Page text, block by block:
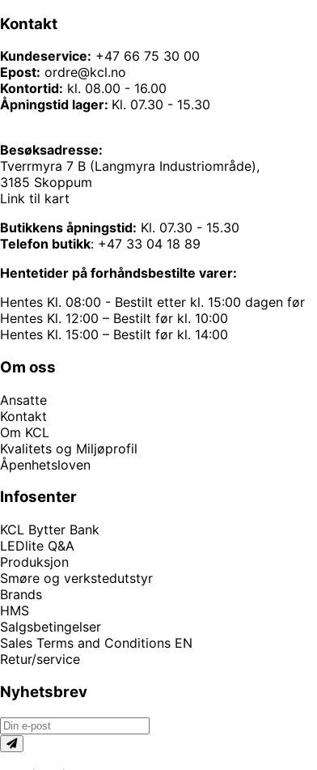
Kontakt
Kundeservice: +47 66 75 30 00
Epost: ordre@kcl.no
Kontortid: kl. 08.00 - 16.00
Åpningstid lager: Kl. 07.30 - 15.30
Besøksadresse:
Tverrmyra 7 B (Langmyra Industriområde),
3185 Skoppum
Link til kart
Butikkens åpningstid: Kl. 07.30 - 15.30
Telefon butikk: +47 33 04 18 89
Hentetider på forhåndsbestilte varer:
Hentes Kl. 08:00 - Bestilt etter kl. 15:00 dagen før
Hentes Kl. 12:00 – Bestilt før kl. 10:00
Hentes Kl. 15:00 – Bestilt før kl. 14:00
Om oss
Ansatte
Kontakt
Om KCL
Kvalitets og Miljøprofil
Åpenhetsloven
Infosenter
KCL Bytter Bank
LEDlite Q&A
Produksjon
Smøre og verkstedutstyr
Brands
HMS
Salgsbetingelser
Sales Terms and Conditions EN
Retur/service
Nyhetsbrev